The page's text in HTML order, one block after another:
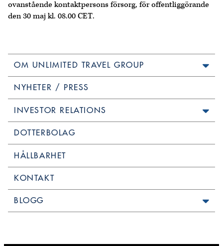
ovanstående kontaktpersons försorg, för offentliggörande
den 30 maj kl. 08.00 CET.
OM UNLIMITED TRAVEL GROUP
NYHETER / PRESS
INVESTOR RELATIONS
DOTTERBOLAG
HÅLLBARHET
KONTAKT
BLOGG